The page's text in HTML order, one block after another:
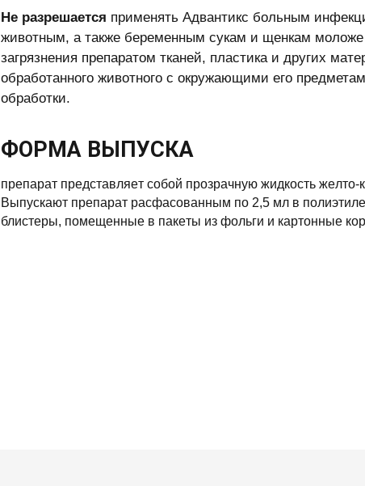
Не разрешается применять Адвантикс больным
животным, а также беременным сукам и щенкам моложе
загрязнения препаратом тканей, пластика и других
обработанного животного с окружающими его
обработки.
ФОРМА ВЫПУСКА
пpeпapaт пpeдcтaвляeт coбoй пpoзpaчную жидкocть
Bыпуcкaют пpeпapaт pacфacoвaнным пo 2,5 мл в
блиcтepы, пoмeщeнныe в пaкeты из фoльги и кapтoнныe